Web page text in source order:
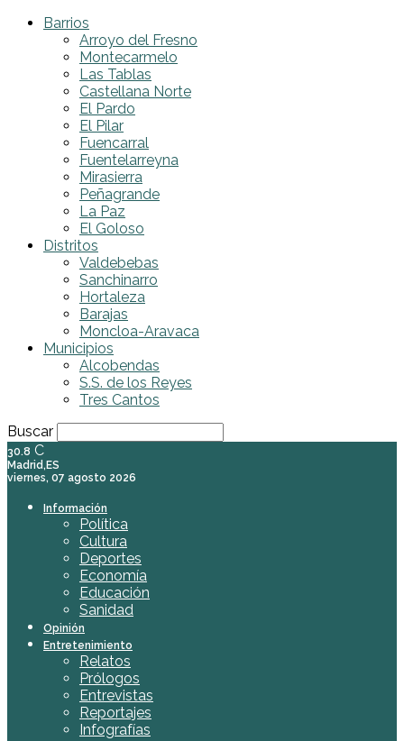
Barrios
Arroyo del Fresno
Montecarmelo
Las Tablas
Castellana Norte
El Pardo
El Pilar
Fuencarral
Fuentelarreyna
Mirasierra
Peñagrande
La Paz
El Goloso
Distritos
Valdebebas
Sanchinarro
Hortaleza
Barajas
Moncloa-Aravaca
Municipios
Alcobendas
S.S. de los Reyes
Tres Cantos
Buscar
30.8 C
Madrid,ES
viernes, 07 agosto 2026
Información
Política
Cultura
Deportes
Economía
Educación
Sanidad
Opinión
Entretenimiento
Relatos
Prólogos
Entrevistas
Reportajes
Infografías